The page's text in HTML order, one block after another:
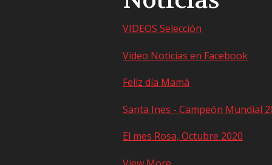
VIDEOS Selección
Video Noticias en Facebook
Feliz día Mamá
Santa Ines - Campeón Mundial
El mes Rosa, Octubre 2020